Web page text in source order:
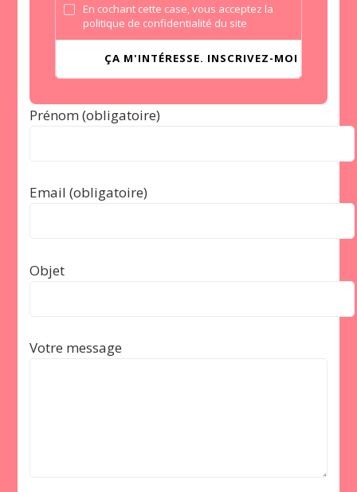
En cochant cette case, vous acceptez la
politique de confidentialité du site
Prénom (obligatoire)
Email (obligatoire)
Objet
Votre message